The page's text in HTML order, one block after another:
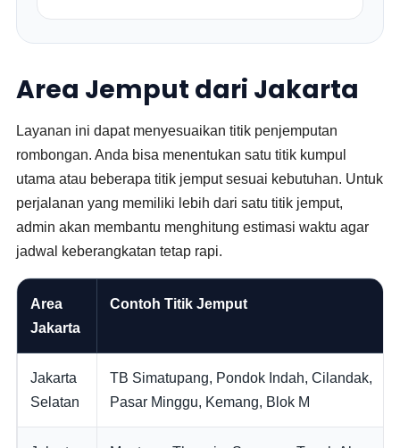
Area Jemput dari Jakarta
Layanan ini dapat menyesuaikan titik penjemputan
rombongan. Anda bisa menentukan satu titik kumpul
utama atau beberapa titik jemput sesuai kebutuhan. Untuk
perjalanan yang memiliki lebih dari satu titik jemput,
admin akan membantu menghitung estimasi waktu agar
jadwal keberangkatan tetap rapi.
Area
Jakarta
Contoh Titik Jemput
Jakarta
Selatan
TB Simatupang, Pondok Indah, Cilandak,
Pasar Minggu, Kemang, Blok M